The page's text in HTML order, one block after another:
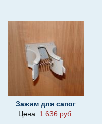
Зажим для сапог
Цена: 1 636 руб.